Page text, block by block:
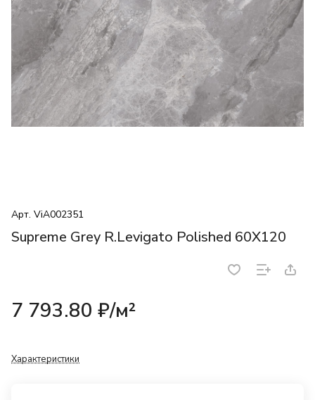
Арт. ViA002351
Supreme Grey R.Levigato Polished 60X120
7 793.80 ₽/м²
Характеристики